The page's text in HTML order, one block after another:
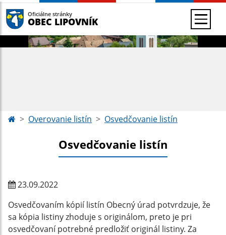
Oficiálne stránky
OBEC LIPOVNÍK
Overovanie listín Osvedčovanie listín
Osvedčovanie listín
23.09.2022
Osvedčovaním kópií listín Obecný úrad potvrdzuje, že
sa kópia listiny zhoduje s originálom, preto je pri
osvedčovaní potrebné predložiť originál listiny. Za